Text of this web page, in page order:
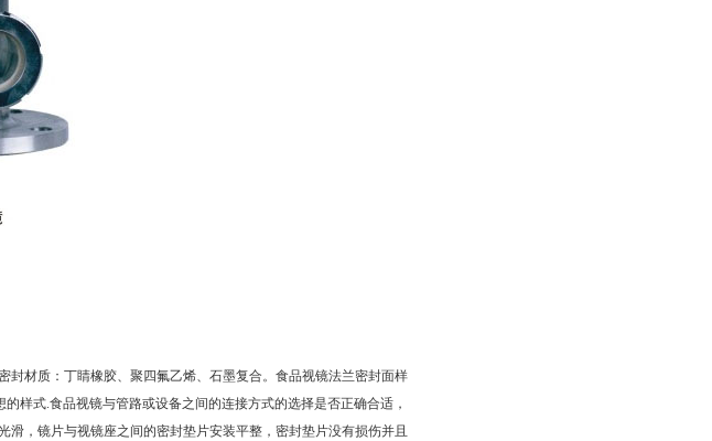
材质：丁睛橡胶、聚四氟乙烯、石墨复合。食品视镜法兰密封面样
样式.食品视镜与管路或设备之间的连接方式的选择是否正确合适，
，镜片与视镜座之间的密封垫片安装平整，密封垫片没有损伤并且